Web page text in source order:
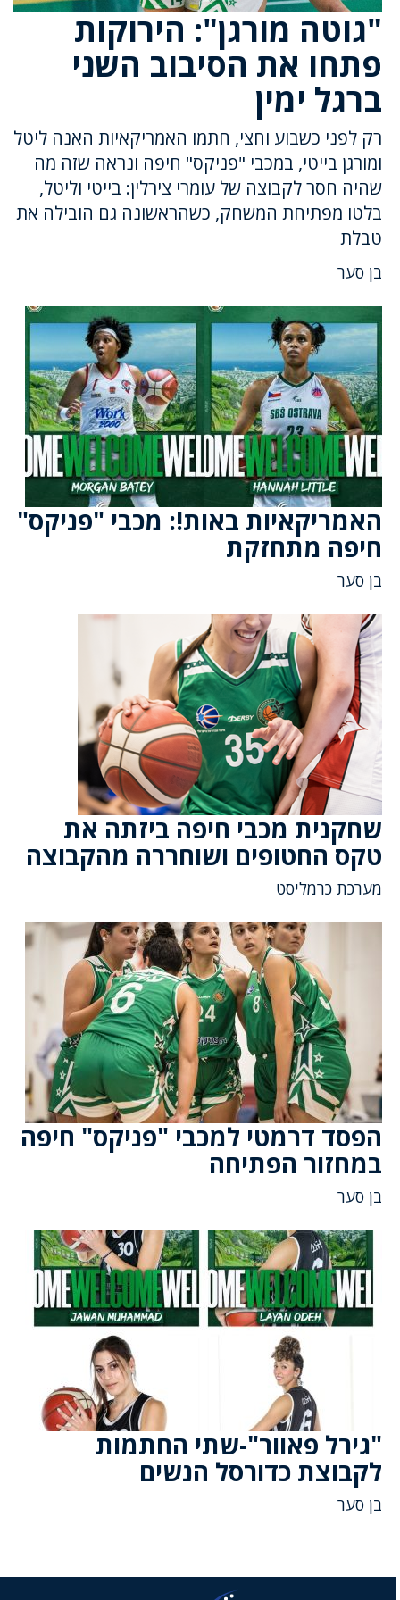
"גוטה מורגן": הירוקות
פתחו את הסיבוב השני
ברגל ימין
רק לפני כשבוע וחצי, חתמו האמריקאיות האנה ליטל
ומורגן בייטי, במכבי "פניקס" חיפה ונראה שזה מה
שהיה חסר לקבוצה של עומרי צירלין: בייטי וליטל,
בלטו מפתיחת המשחק, כשהראשונה גם הובילה את
טבלת
בן סער
האמריקאיות באות!: מכבי "פניקס"
חיפה מתחזקת
בן סער
שחקנית מכבי חיפה ביזתה את
טקס החטופים ושוחררה מהקבוצה
מערכת כרמליסט
הפסד דרמטי למכבי "פניקס" חיפה
במחזור הפתיחה
בן סער
"גירל פאוור"-שתי החתמות
לקבוצת כדורסל הנשים
בן סער